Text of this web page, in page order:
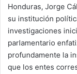
Honduras, Jorge
su institución
investigaciones
parlamentario
profundamente la
que los entes